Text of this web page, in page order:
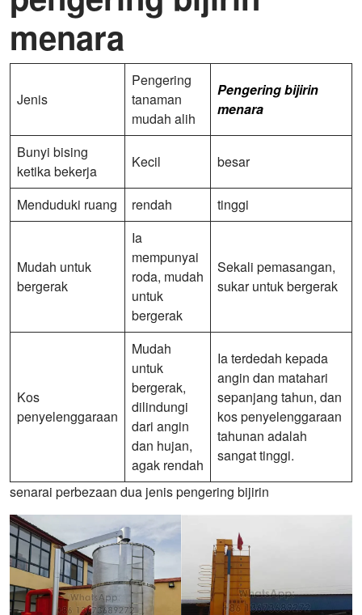
menara
Jenis
Pengering
tanaman
mudah alih
Pengering bijirin
menara
Bunyi bising
ketika bekerja
Kecil besar
Menduduki ruang rendah tinggi
Mudah untuk
bergerak
Ia
mempunyai
roda, mudah
untuk
bergerak
Sekali pemasangan,
sukar untuk bergerak
Kos
penyelenggaraan
Mudah
untuk
bergerak,
dilindungi
dari angin
dan hujan,
agak rendah
Ia terdedah kepada
angin dan matahari
sepanjang tahun, dan
kos penyelenggaraan
tahunan adalah
sangat tinggi.
senarai perbezaan dua jenis pengering bijirin